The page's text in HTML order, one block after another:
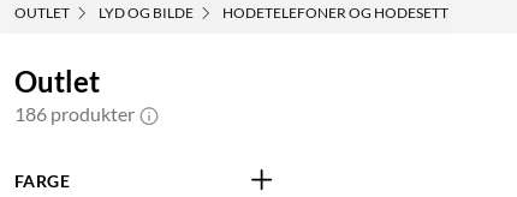
OUTLET LYD OG BILDE HODETELEFONER OG HODESETT
Outlet
186 produkter
FARGE